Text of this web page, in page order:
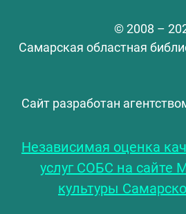
© 2008 –
Самарская областная
Сайт разработан
Независимая оценка
услуг СОБС на сайте
культуры